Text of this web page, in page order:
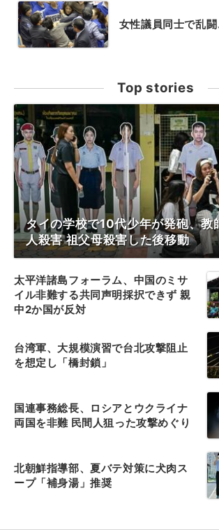
女性議員同士で乱
Top stories
タイの学校で10代少年が発砲、教
人殺害 祖父母殺害した後移動
太平洋諸島フォーラム、中国のミサ
イル非難する共同声明採択できず 親
中2か国が反対
台湾軍、大規模演習で台北攻撃阻止
を想定し「橋封鎖」
国連事務総長、ロシアとウクライナ
両国を非難 民間人狙った攻撃めぐり
北朝鮮指導部、夏バテ対策に犬肉ス
ープ「補身湯」推奨